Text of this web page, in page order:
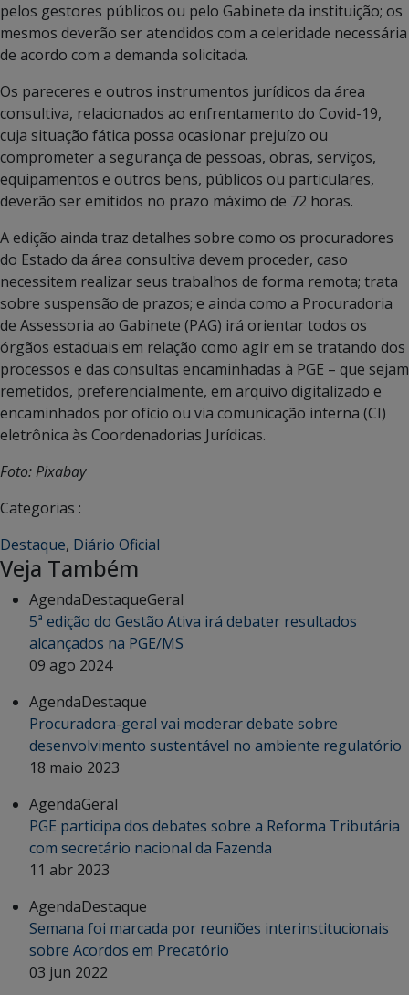
pelos gestores públicos ou pelo Gabinete da instituição; os
mesmos deverão ser atendidos com a celeridade necessária
de acordo com a demanda solicitada.
Os pareceres e outros instrumentos jurídicos da área
consultiva, relacionados ao enfrentamento do Covid-19,
cuja situação fática possa ocasionar prejuízo ou
comprometer a segurança de pessoas, obras, serviços,
equipamentos e outros bens, públicos ou particulares,
deverão ser emitidos no prazo máximo de 72 horas.
A edição ainda traz detalhes sobre como os procuradores
do Estado da área consultiva devem proceder, caso
necessitem realizar seus trabalhos de forma remota; trata
sobre suspensão de prazos; e ainda como a Procuradoria
de Assessoria ao Gabinete (PAG) irá orientar todos os
órgãos estaduais em relação como agir em se tratando dos
processos e das consultas encaminhadas à PGE – que sejam
remetidos, preferencialmente, em arquivo digitalizado e
encaminhados por ofício ou via comunicação interna (CI)
eletrônica às Coordenadorias Jurídicas.
Foto: Pixabay
Categorias :
Destaque, Diário Oficial
Veja Também
AgendaDestaqueGeral
5ª edição do Gestão Ativa irá debater resultados
alcançados na PGE/MS
09 ago 2024
AgendaDestaque
Procuradora-geral vai moderar debate sobre
desenvolvimento sustentável no ambiente regulatório
18 maio 2023
AgendaGeral
PGE participa dos debates sobre a Reforma Tributária
com secretário nacional da Fazenda
11 abr 2023
AgendaDestaque
Semana foi marcada por reuniões interinstitucionais
sobre Acordos em Precatório
03 jun 2022